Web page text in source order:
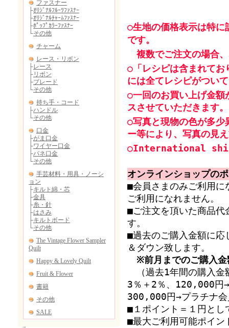
○生地の価格表示は特に
です。
複数でご注文の場合
○「レシピは含まれてお
には全てレシピがつい
○一回のお買い上げ金
スさせていただきます。
○写真と現物の色が多少
ー等により、写真の見
○International
オンラインショップの
■会員さまのみご利用に
ご利用になれません。
■ご注文を頂いた商品代
す。
■過去のご購入金額に応
＆ダウン致します。
※前月までのご購入
（過去1年間の購入
3％＋2％、120,000円
300,000円→プラチナ会
■１ポイント＝１円とし
■最大ご利用可能ポイン